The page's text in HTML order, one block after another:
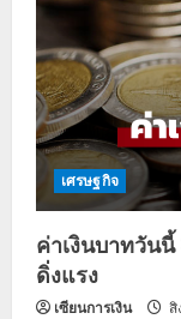
g
a
t
i
o
n
เศรษฐกิจ
ค่าเงินบาทวัน
ดิ่งแรง
เซียนการเงิน สิ